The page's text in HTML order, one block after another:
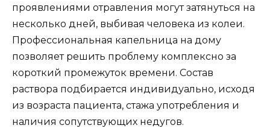
проявлениями отравления могут затянуться на
несколько дней, выбивая человека из колеи.
Профессиональная капельница на дому
позволяет решить проблему комплексно за
короткий промежуток времени. Состав
раствора подбирается индивидуально, исходя
из возраста пациента, стажа употребления и
наличия сопутствующих недугов.